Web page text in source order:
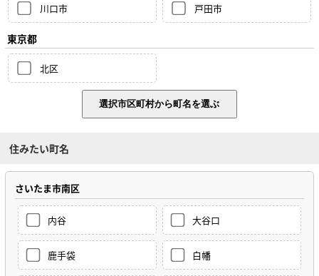
川口市 戸田市
東京都
北区
住みたい町名
さいたま市南区
内谷 大谷口
鹿手袋 白幡